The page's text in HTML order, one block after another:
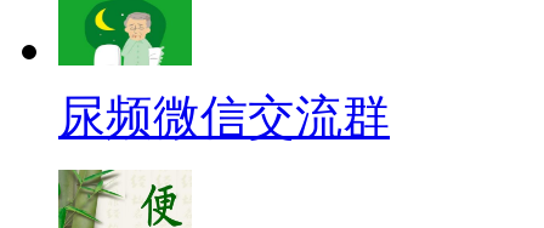
尿频微信交流群